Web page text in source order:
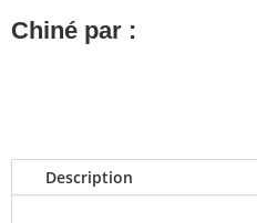
Chiné par :
Description